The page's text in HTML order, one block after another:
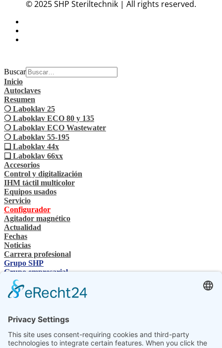
© 2025 SHP Steriltechnik | All rights reserved.
Buscar
Inicio
Autoclaves
Resumen
❍ Laboklav 25
❍ Laboklav ECO 80 y 135
❍ Laboklav ECO Wastewater
❍ Laboklav 55-195
❏ Laboklav 44x
❏ Laboklav 66xx
Accesorios
Control y digitalización
IHM táctil multicolor
Equipos usados
Servicio
Configurador
Agitador magnético
Actualidad
Fechas
Noticias
Carrera profesional
Grupo SHP
Grupo empresarial
Personas de contacto
Contacto
Distribuidor especializado
Descargas de SHP
Seleccione su idioma